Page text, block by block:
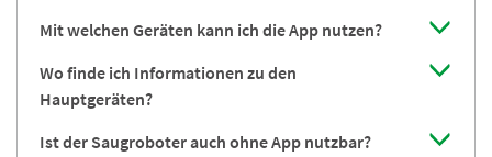
Mit welchen Geräten kann ich die App nutzen?
Wo finde ich Informationen zu den
Hauptgeräten?
Ist der Saugroboter auch ohne App nutzbar?